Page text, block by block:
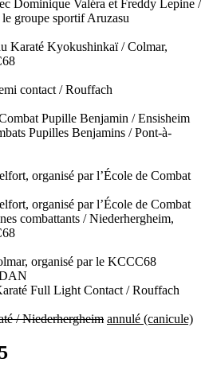
Dominique Valéra et Freddy Lepine /
groupe sportif Aruzasu
Karaté Kyokushinkaï / Colmar,
contact / Rouffach
Pupille Benjamin / Ensisheim
Pupilles Benjamins / Pont-à-
organisé par l’École de Combat
organisé par l’École de Combat
combattants / Niederhergheim,
organisé par le KCCC68
DAN
Full Light Contact / Rouffach
/ Niederhergheim annulé (canicule)